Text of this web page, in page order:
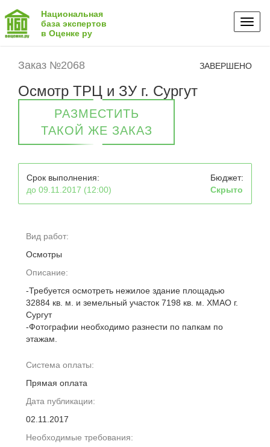
Национальная
база экспертов
в Оценке ру
Заказ №2068 ЗАВЕРШЕНО
Осмотр ТРЦ и ЗУ г. Сургут
РАЗМЕСТИТЬ
ТАКОЙ ЖЕ ЗАКАЗ
Срок выполнения:
до 09.11.2017 (12:00)
Бюджет:
Скрыто
Вид работ:
Осмотры
Описание:
-Требуется осмотреть нежилое здание площадью
32884 кв. м. и земельный участок 7198 кв. м. ХМАО г.
Сургут
-Фотографии необходимо разнести по папкам по
этажам.
Система оплаты:
Прямая оплата
Дата публикации:
02.11.2017
Необходимые требования: